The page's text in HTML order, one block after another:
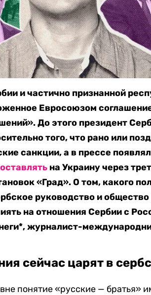
и частично признанной
Евросоюзом
До этого президент
того, что рано или
санкции, а в прессе
на Украину через
«Град». О том, какого
руководство и общество
на отношения Сербии с
журналист-
сейчас царят в
понятие «русские — братья»